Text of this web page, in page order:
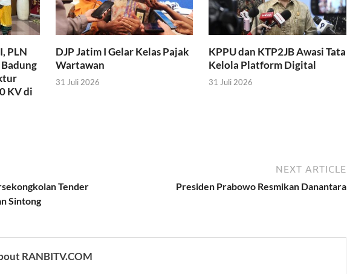
PLN
KV di
DJP Jatim I Gelar Kelas Pajak
Wartawan
31 Juli 2026
KPPU dan KTP2JB Awasi Tata
Kelola Platform Digital
31 Juli 2026
Tender
Sintong
NEXT ARTICLE
Presiden Prabowo Resmikan Danantara
RANBITV.COM